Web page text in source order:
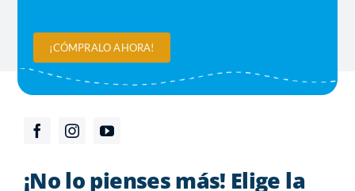
¡CÓMPRALO AHORA!
¡No lo pienses más! Elige la